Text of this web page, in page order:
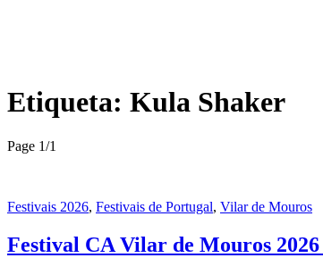
Etiqueta: Kula Shaker
Page 1/1
Festivais 2026, Festivais de Portugal, Vilar de Mouros
Festival CA Vilar de Mouros